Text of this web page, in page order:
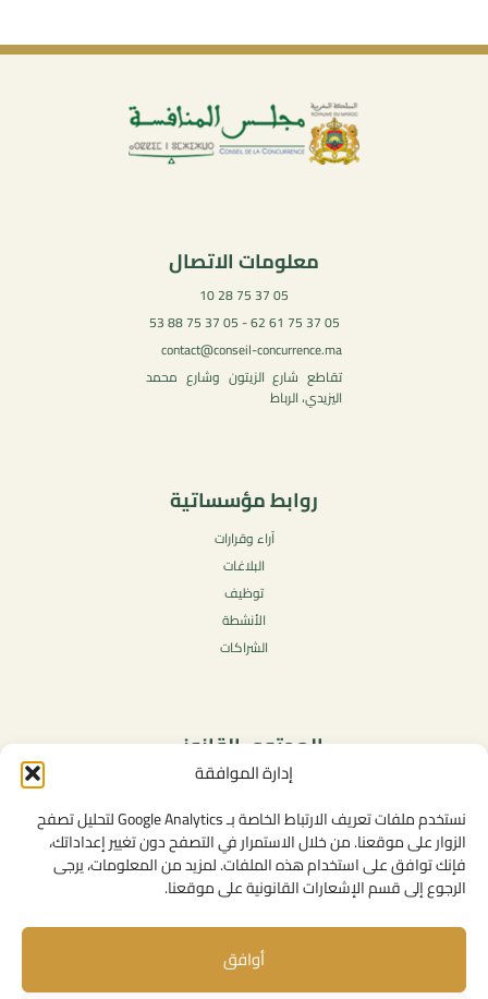
إدارة الموافقة
نستخدم ملفات تعريف الارتباط الخاصة بـ Google Analytics لتحليل تصفح
الزوار على موقعنا. من خلال الاستمرار في التصفح دون تغيير إعداداتك،
فإنك توافق على استخدام هذه الملفات. لمزيد من المعلومات، يرجى
الرجوع إلى قسم الإشعارات القانونية على موقعنا.
أوافق
معلومات الاتصال
05 37 75 28 10
05 37 75 61 62 - 05 37 75 88 53
contact@conseil-concurrence.ma
تقاطع شارع الزيتون وشارع محمد
اليزيدي، الرباط
روابط مؤسساتية
آراء وقرارات
البلاغات
توظيف
الأنشطة
الشراكات
المحتوى القانوني
سياسة الخصوصية
شروط الاستخدام العامة
الإشعارات القانونية
سياسة ملفات تعريف الارتباط (الكوكيز)
روابط مفيدة